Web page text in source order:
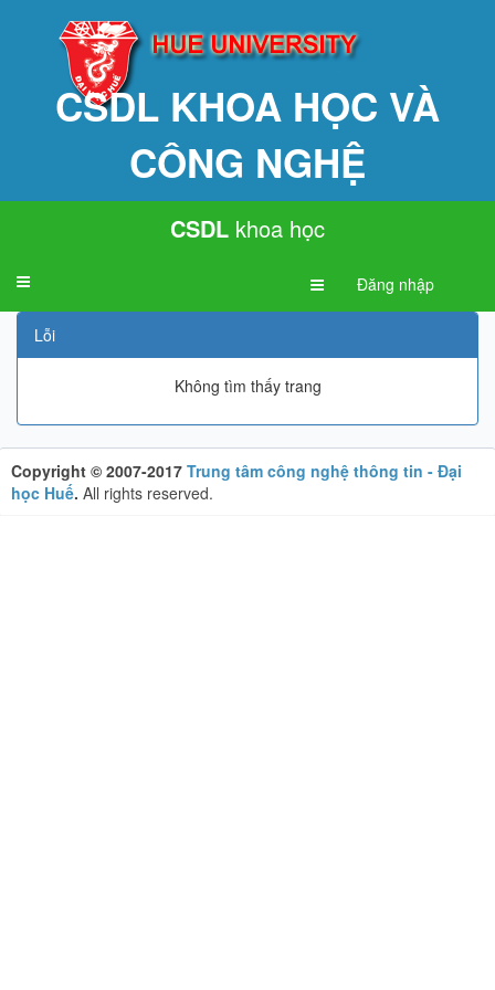
CSDL KHOA HỌC VÀ
CÔNG NGHỆ
CSDL khoa học
Toggle
Đăng nhập
Lỗi
Không tìm thấy trang
Copyright © 2007-2017 Trung tâm công nghệ thông tin - Đại
học Huế. All rights reserved.